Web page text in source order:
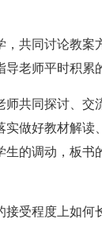
共同讨论教
老师平时积累
共同探讨、交
做好教材解读
的调动，板书
受程度上如何